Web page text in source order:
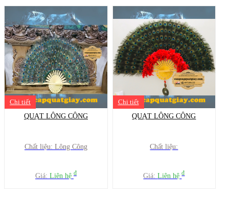
Chi tiết
QUẠT LÔNG CÔNG
Chất liệu: Lông Công
Giá: Liên hệ đ
Chi tiết
QUẠT LÔNG CÔNG
Chất liệu:
Giá:Liên hệđ